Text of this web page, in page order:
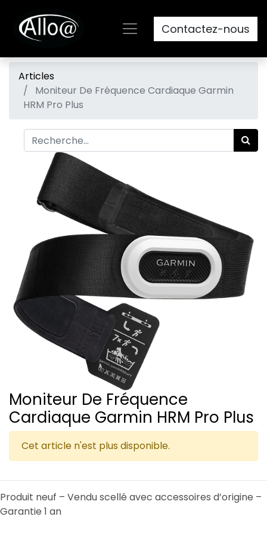
Contactez-nous
Articles
Moniteur De Fréquence Cardiaque Garmin
HRM Pro Plus
Moniteur De Fréquence
Cardiaque Garmin HRM Pro Plus
Cet article n'est plus disponible.
Produit neuf – Vendu scellé avec accessoires d’origine –
Garantie 1 an